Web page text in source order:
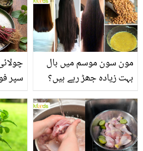
سپر
سے
فائدے
مون سون موسم میں بال
بہت زیادہ جھڑ رہے ہیں؟
بنانے کے چند قدرتی طریقے